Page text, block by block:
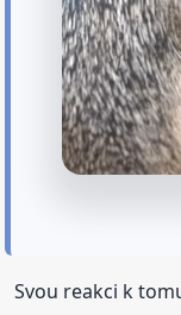
Svou reakci k